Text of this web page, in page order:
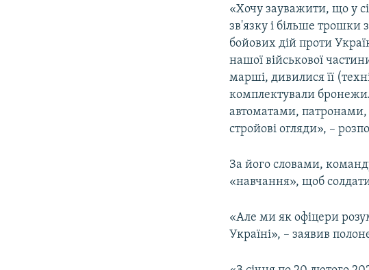
«Хочу зауважити, що у
зв'язку і більше трошки
бойових дій проти
нашої військової
марші, дивилися її
комплектували
автоматами,
стройові огляди», –
За його словами,
«навчання», щоб
«Але ми як офіцери
Україні», – заявив